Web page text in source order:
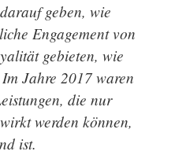
geben, wie
Engagement von
gebieten, wie
Jahre 2017 waren
die nur
werden können,
ist.